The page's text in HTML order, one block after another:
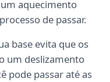
aquecimento
de passar.
base evita que os
um deslizamento
pode passar até as